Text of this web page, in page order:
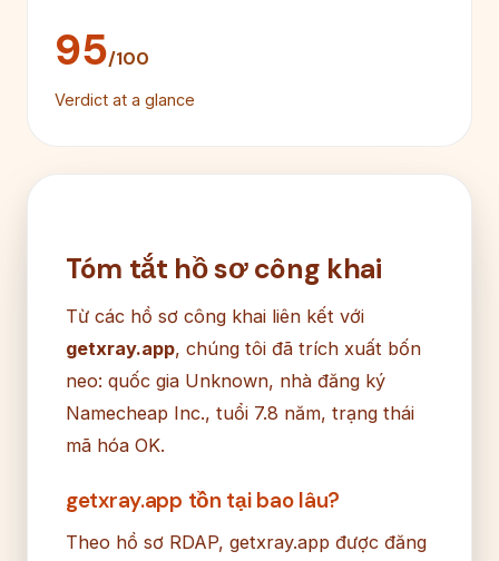
95/100
Verdict at a glance
Tóm tắt hồ sơ công khai
Từ các hồ sơ công khai liên kết với
getxray.app, chúng tôi đã trích xuất bốn
neo: quốc gia Unknown, nhà đăng ký
Namecheap Inc., tuổi 7.8 năm, trạng thái
mã hóa OK.
getxray.app tồn tại bao lâu?
Theo hồ sơ RDAP, getxray.app được đăng